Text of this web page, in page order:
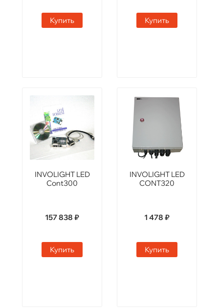
Купить Купить
INVOLIGHT LED
Cont300
157 838 ₽
Купить
INVOLIGHT LED
CONT320
1 478 ₽
Купить